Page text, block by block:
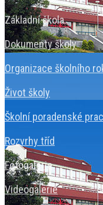
Základní škola
Dokumenty školy
Organizace školního
Život školy
Školní poradenské
Rozvrhy tříd
Fotogalerie
Videogalerie